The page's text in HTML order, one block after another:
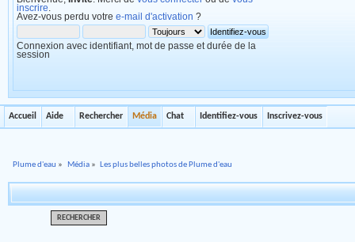
inscrire
Avez-vous perdu votre e-mail d'activation ?
Connexion avec identifiant, mot de passe et durée de la
session
Accueil Aide Rechercher Média Chat Identifiez-vous Inscrivez-vous
Plume d'eau » Média» Les plus belles photos de Plume d'eau
RECHERCHER